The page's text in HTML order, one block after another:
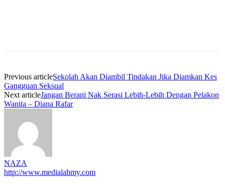
Previous articleSekolah Akan Diambil Tindakan Jika Diamkan Kes
Gangguan Seksual
Next articleJangan Berani Nak Serasi Lebih-Lebih Dengan Pelakon
Wanita – Diana Rafar
NAZA
http://www.medialahmy.com